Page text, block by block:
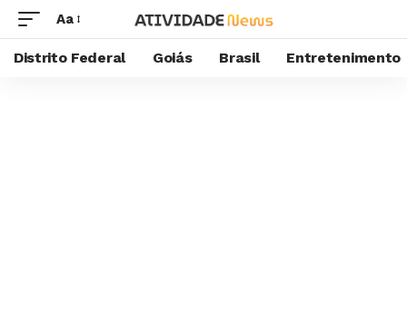
Aa
Distrito Federal Goiás Brasil Entretenimento